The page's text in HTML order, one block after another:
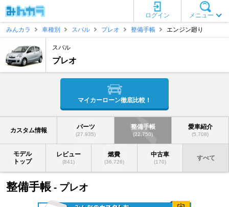
メニュー
ログイン
みんカラ
車種別 スバル プレオ 整備手帳 エンジン廻り
スバル
プレオ
マイカーローン徹底比較！
カスタム情報 パーツ
(27,935)
整備手帳
(22,750)
愛車紹介
(5,708)
モデル
トップ
レビュー
(841)
燃費
(36,726)
中古車
(170)
すべて
整備手帳 - プレオ